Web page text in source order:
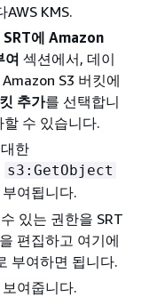
KMS.
SRT에 Amazon
여 섹션에서, 데이
S3 버킷에
추가를 선택합니
수 있습니다.
한
s3:GetObject
여됩니다.
있는 권한을 SRT
편집하고 여기에
부여하면 됩니다.
여줍니다.